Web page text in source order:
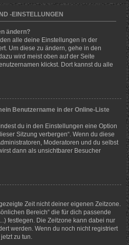
-EINSTELLUNGEN
ändern?
alle deine Einstellungen in der
Um diese zu ändern, gehe in den
wird meist oben auf der Seite
klickst. Dort kannst du alle
Benutzername in der Online-Liste
du in den Einstellungen eine Option
Sitzung verbergen“. Wenn du diese
Moderatoren und du selbst
dann als unsichtbarer Besucher
Zeit nicht deiner eigenen Zeitzone.
Bereich“ die für dich passende
festlegen. Die Zeitzone kann dabei nur
werden. Wenn du noch nicht registriert
zu tun.